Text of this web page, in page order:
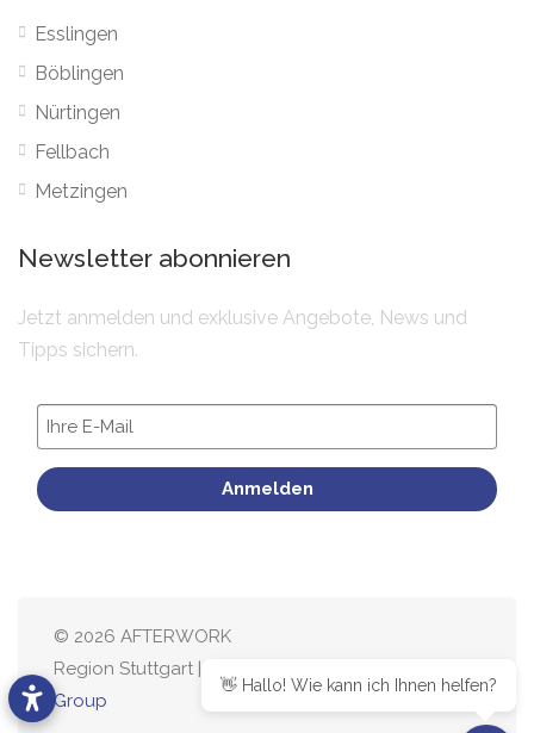
Esslingen
Böblingen
Nürtingen
Fellbach
Metzingen
Newsletter abonnieren
Jetzt anmelden und exklusive Angebote, News und
Tipps sichern.
Anmelden
© 2026 AFTERWORK
Region Stuttgart |
Group
👋 Hallo! Wie kann ich Ihnen helfen?